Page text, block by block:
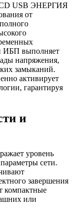
USB ЭНЕРГИЯ
от
ИБП выполняет
напряжения,
замыканий.
активирует
гарантируя
и
уровень
сети.
завершения
компактные
или